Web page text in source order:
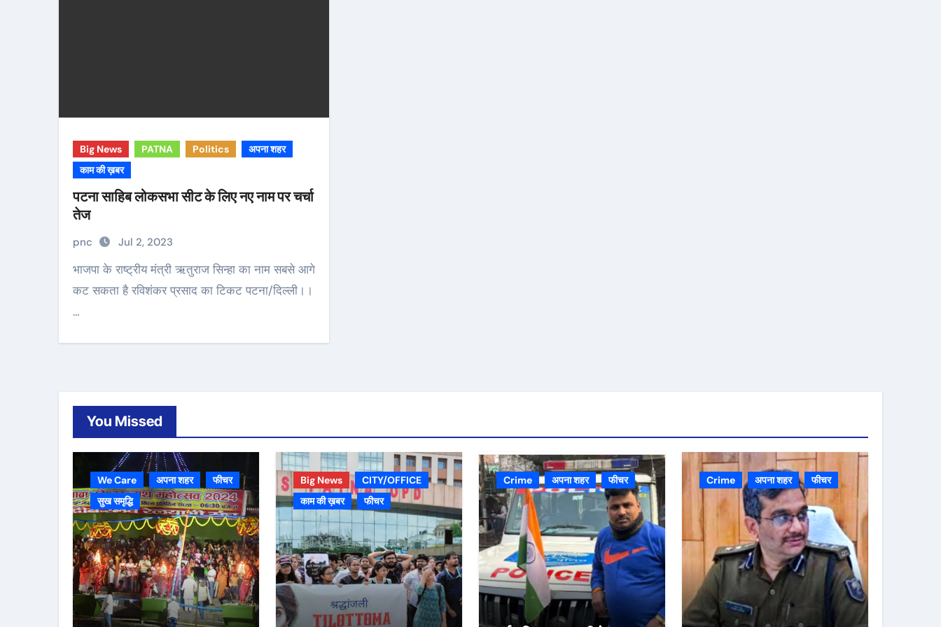
Big News PATNA Politics
अपना शहर
काम की ख़बर
पटना साहिब लोकसभा सीट के लिए नए नाम पर चर्चा
तेज
pnc Jul 2, 2023
भाजपा के राष्ट्रीय मंत्री ऋतुराज सिन्हा का नाम सबसे आगे
कट सकता है रविशंकर प्रसाद का टिकट पटना/दिल्ली।।
…
You Missed
We Care अपना शहर
फीचर
सुख समृद्धि
Big News
CITY/OFFICE
काम की ख़बर
फीचर
Crime अपना शहर फीचर Crime अपना शहर फीचर